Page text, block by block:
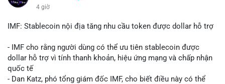
Binance Square tập trung vào lệnh kẹp, dự báo NVDA và Musk
luận về Clearity Act.
💡 NHẬN ĐỊNH & KHUYẾN NGHỊ: Tâm lý ngắn hạn vẫn tiêu
cực do sợ hãi, nhưng xu hướng coin nhỏ và tin tức AI/NVIDA
có thể tạo cơ hội mua sớm. Cần theo dõi sự thay đổi trong
chính sách crypto Mỹ.
4 giờ
IMF: Stablecoin nội địa tăng nhu cầu token được dollar hỗ trợ
- IMF cho rằng người dùng có thể ưu tiên stablecoin được
dollar hỗ trợ vì tính thanh khoản, hiệu ứng mạng và chấp nhận
quốc tế
- Dan Katz, phó tổng giám đốc IMF, cho biết điều này có thể